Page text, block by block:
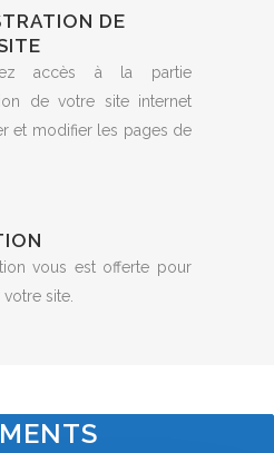
DE
accès à la partie
de votre site internet
et modifier les pages de
vous est offerte pour
site.